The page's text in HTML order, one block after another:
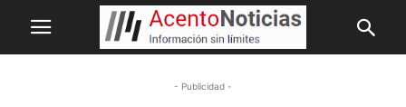
- Publicidad -